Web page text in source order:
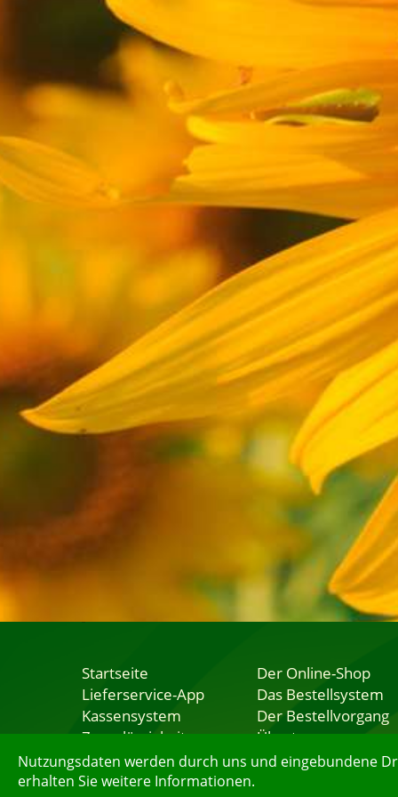
Nutzungsdaten werden durch uns und eingebundene
erhalten Sie weitere Informationen.
Startseite
Lieferservice-App
Kassensystem
Zuverlässigkeit
Sicherheit
Der Online-Shop
Das Bestellsystem
Der Bestellvorgang
Übertragung
Testshop